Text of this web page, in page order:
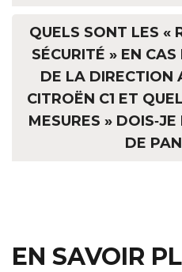
QUELS SONT LES «
SÉCURITÉ » EN
DE LA DIRECTION
CITROËN C1 ET
MESURES »
DE
EN SAVOIR